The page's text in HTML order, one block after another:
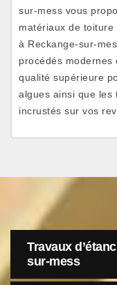
sur-mess vous
matériaux de
à Reckange-sur-
procédés modernes
qualité supérieure
algues ainsi que les
incrustés sur vos
Travaux
sur-mess